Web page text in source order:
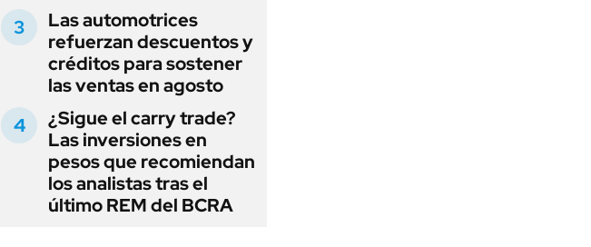
Las automotrices
refuerzan descuentos y
créditos para sostener
las ventas en agosto
¿Sigue el carry trade?
Las inversiones en
pesos que recomiendan
los analistas tras el
último REM del BCRA